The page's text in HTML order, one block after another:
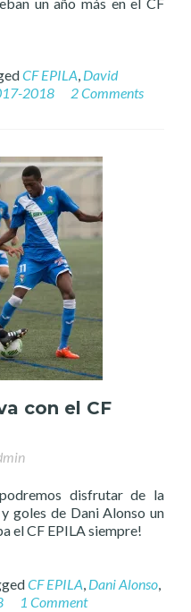
CF EPILA, David
2018 2 Comments
con el CF
disfrutar de la
goles de Dani Alonso un
el CF EPILA siempre!
CF EPILA, Dani Alonso,
1 Comment